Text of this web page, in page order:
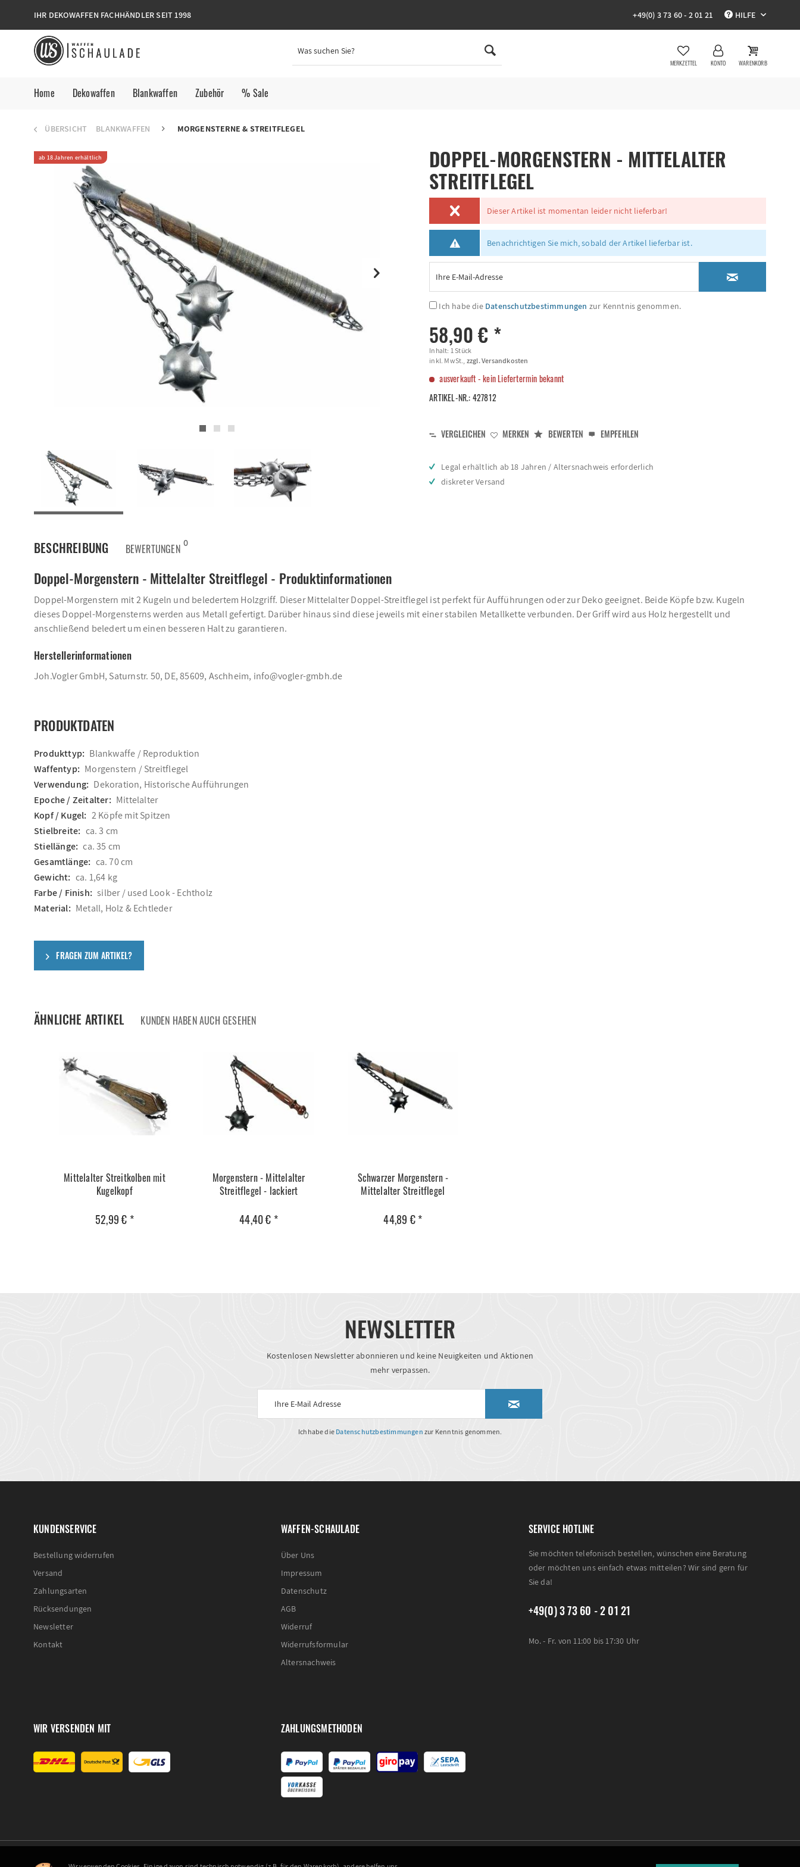
IHR DEKOWAFFEN FACHHÄNDLER SEIT 1998 +49(0) 3 73 60 - 2 01 21 HILFE
MERKZETTEL KONTO WARENKORB
Home Dekowaffen Blankwaffen Zubehör % Sale
ÜBERSICHT BLANKWAFFEN MORGENSTERNE & STREITFLEGEL
DOPPEL-MORGENSTERN - MITTELALTER
STREITFLEGEL
ab 18 Jahren erhältlich
Dieser Artikel ist momentan leider nicht lieferbar!
Benachrichtigen Sie mich, sobald der Artikel lieferbar ist.
Ich habe die Datenschutzbestimmungen zur Kenntnis genommen.
58,90 € *
Inhalt: 1 Stück
inkl. MwSt., zzgl. Versandkosten
ausverkauft - kein Liefertermin bekannt
ARTIKEL-NR.:427812
VERGLEICHEN MERKEN BEWERTEN EMPFEHLEN
Legal erhältlich ab 18 Jahren / Altersnachweis erforderlich
diskreter Versand
BESCHREIBUNG BEWERTUNGEN 0
Doppel-Morgenstern - Mittelalter Streitflegel - Produktinformationen
Doppel-Morgenstern mit 2 Kugeln und beledertem Holzgriff. Dieser Mittelalter Doppel-Streitflegel ist perfekt für Aufführungen oder zur Deko geeignet. Beide Köpfe bzw. Kugeln
dieses Doppel-Morgensterns werden aus Metall gefertigt. Darüber hinaus sind diese jeweils mit einer stabilen Metallkette verbunden. Der Griff wird aus Holz hergestellt und
anschließend beledert um einen besseren Halt zu garantieren.
Herstellerinformationen
Joh.Vogler GmbH, Saturnstr. 50, DE, 85609, Aschheim, info@vogler-gmbh.de
PRODUKTDATEN
Produkttyp: Blankwaffe / Reproduktion
Waffentyp: Morgenstern / Streitflegel
Verwendung: Dekoration, Historische Aufführungen
Epoche / Zeitalter: Mittelalter
Kopf / Kugel: 2 Köpfe mit Spitzen
Stielbreite: ca. 3 cm
Stiellänge: ca. 35 cm
Gesamtlänge: ca. 70 cm
Gewicht: ca. 1,64 kg
Farbe / Finish: silber / used Look - Echtholz
Material: Metall, Holz & Echtleder
FRAGEN ZUM ARTIKEL?
ÄHNLICHE ARTIKEL KUNDEN HABEN AUCH GESEHEN
Mittelalter Streitkolben mit
Kugelkopf
52,99 € *
Morgenstern - Mittelalter
Streitflegel - lackiert
44,40 € *
Schwarzer Morgenstern -
Mittelalter Streitflegel
44,89 € *
NEWSLETTER
Kostenlosen Newsletter abonnieren und keine Neuigkeiten und Aktionen
mehr verpassen.
Ich habe die Datenschutzbestimmungen zur Kenntnis genommen.
KUNDENSERVICE
Bestellung widerrufen
Versand
Zahlungsarten
Rücksendungen
Newsletter
Kontakt
WAFFEN-SCHAULADE
Über Uns
Impressum
Datenschutz
AGB
Widerruf
Widerrufsformular
Altersnachweis
SERVICE HOTLINE
Sie möchten telefonisch bestellen, wünschen eine Beratung
oder möchten uns einfach etwas mitteilen? Wir sind gern für
Sie da!
+49(0) 3 73 60 - 2 01 21
Mo. - Fr. von 11:00 bis 17:30 Uhr
WIR VERSENDEN MIT ZAHLUNGSMETHODEN